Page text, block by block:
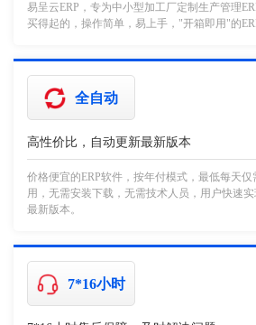
易呈云ERP，专为中小型加工厂定制生产管理
买得起的，操作简单，易上手，"开箱即用"的
全自动
高性价比，自动更新最新版本
价格便宜的ERP软件，按年付模式，最低每天仅
用，无需安装下载，无需技术人员，用户快速
最新版本。
7*16小时